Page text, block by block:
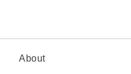
About